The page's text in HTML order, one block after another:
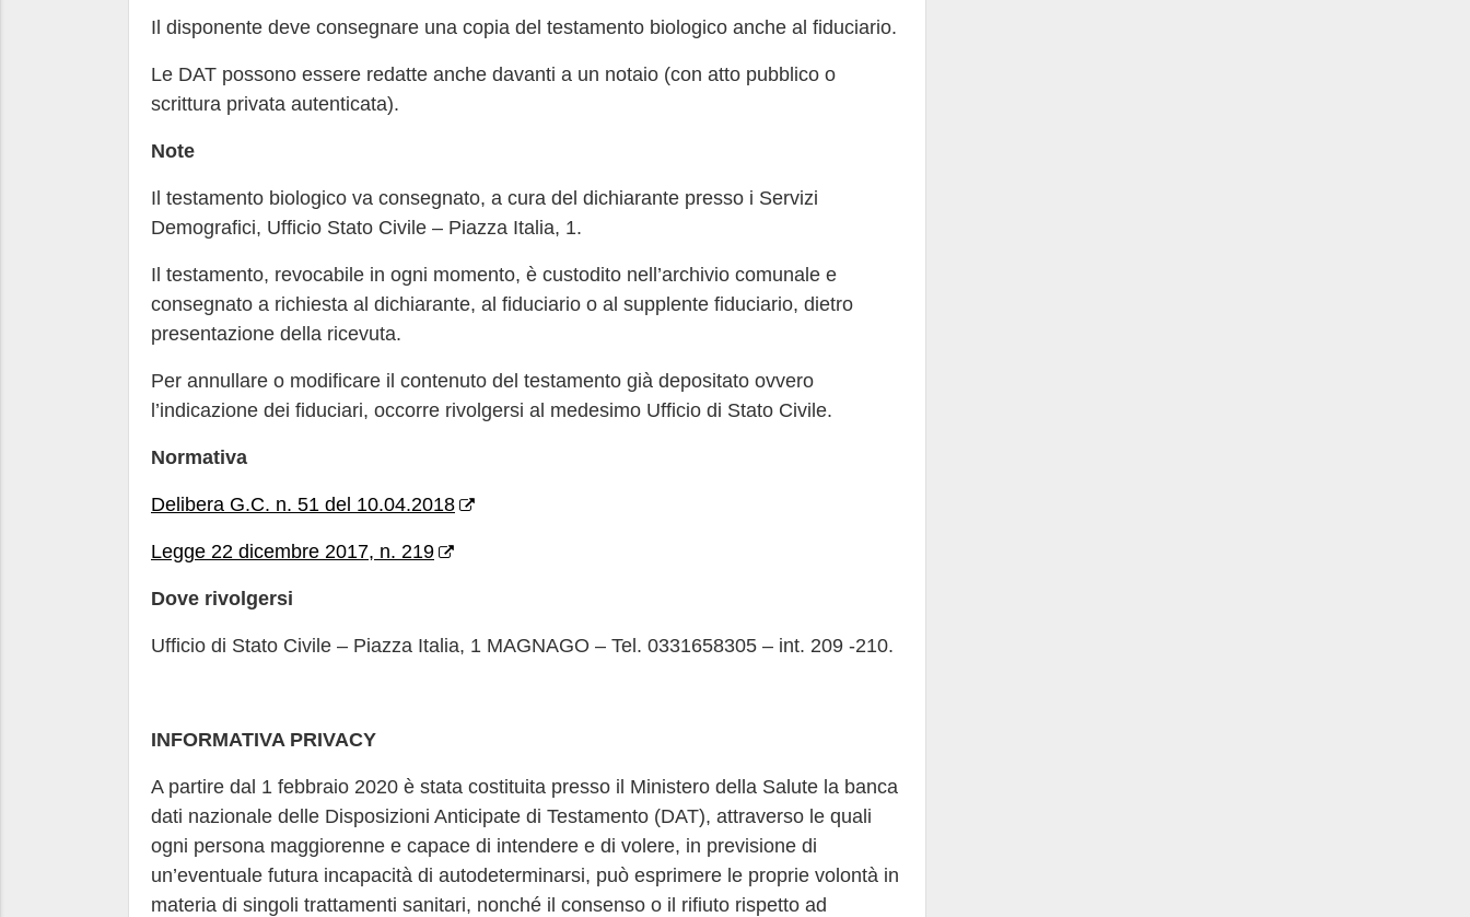
Il disponente deve consegnare una copia del testamento biologico anche al fiduciario.
Le DAT possono essere redatte anche davanti a un notaio (con atto pubblico o
scrittura privata autenticata).
Note
Il testamento biologico va consegnato, a cura del dichiarante presso i Servizi
Demografici, Ufficio Stato Civile – Piazza Italia, 1.
Il testamento, revocabile in ogni momento, è custodito nell’archivio comunale e
consegnato a richiesta al dichiarante, al fiduciario o al supplente fiduciario, dietro
presentazione della ricevuta.
Per annullare o modificare il contenuto del testamento già depositato ovvero
l’indicazione dei fiduciari, occorre rivolgersi al medesimo Ufficio di Stato Civile.
Normativa
Delibera G.C. n. 51 del 10.04.2018
Legge 22 dicembre 2017, n. 219
Dove rivolgersi
Ufficio di Stato Civile – Piazza Italia, 1 MAGNAGO – Tel. 0331658305 – int. 209 -210.
INFORMATIVA PRIVACY
A partire dal 1 febbraio 2020 è stata costituita presso il Ministero della Salute la banca
dati nazionale delle Disposizioni Anticipate di Testamento (DAT), attraverso le quali
ogni persona maggiorenne e capace di intendere e di volere, in previsione di
un’eventuale futura incapacità di autodeterminarsi, può esprimere le proprie volontà in
materia di singoli trattamenti sanitari, nonché il consenso o il rifiuto rispetto ad